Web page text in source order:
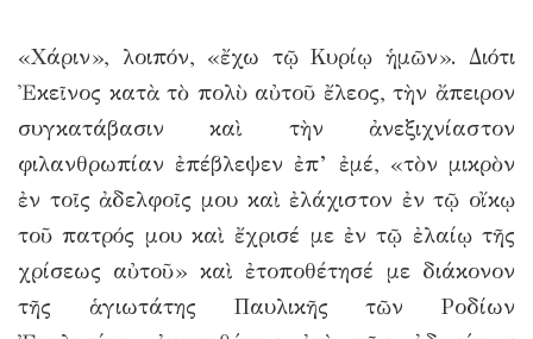
«Χάριν», λοιπόν, «ἔχω τῷ Κυρίῳ ἡμῶν». Διότι
Ἐκεῖνος κατὰ τὸ πολὺ αὐτοῦ ἔλεος, τὴν ἄπειρον
συγκατάβασιν καὶ τὴν ἀνεξιχνίαστον
φιλανθρωπίαν ἐπέβλεψεν ἐπ’ ἐμέ, «τὸν μικρὸν
ἐν τοῖς ἀδελφοῖς μου καὶ ἐλάχιστον ἐν τῷ οἴκῳ
τοῦ πατρός μου καὶ ἔχρισέ με ἐν τῷ ἐλαίῳ τῆς
χρίσεως αὐτοῦ» καὶ ἐτοποθέτησέ με διάκονον
τῆς ἁγιωτάτης Παυλικῆς τῶν Ροδίων